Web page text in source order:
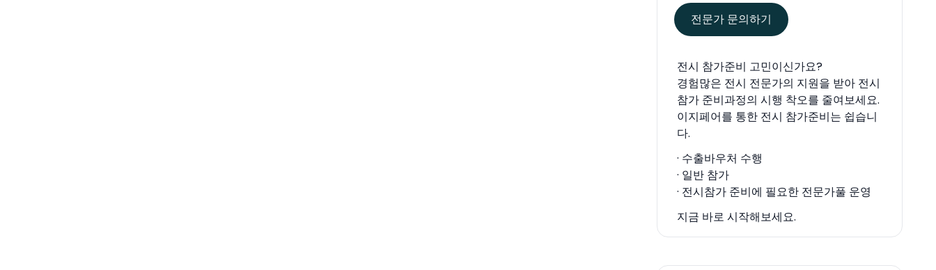
전문가 문의하기
전시 참가준비 고민이신가요?
경험많은 전시 전문가의 지원을 받아 전시
참가 준비과정의 시행 착오를 줄여보세요.
이지페어를 통한 전시 참가준비는 쉽습니
다.
· 수출바우처 수행
· 일반 참가
· 전시참가 준비에 필요한 전문가풀 운영
지금 바로 시작해보세요.